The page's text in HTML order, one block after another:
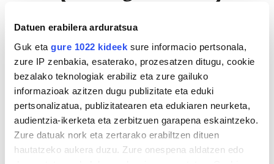
Datuen erabilera arduratsua
Guk eta gure 1022 kideek sure informacio pertsonala,
zure IP zenbakia, esaterako, prozesatzen ditugu, cookie
bezalako teknologiak erabiliz eta zure gailuko
informazioak azitzen dugu publizitate eta eduki
pertsonalizatua, publizitatearen eta edukiaren neurketa,
audientzia-ikerketa eta zerbitzuen garapena eskaintzeko.
Zure datuak nork eta zertarako erabiltzen dituen
hautatzeko aukera duzu. Zure onespena aldatzen edo